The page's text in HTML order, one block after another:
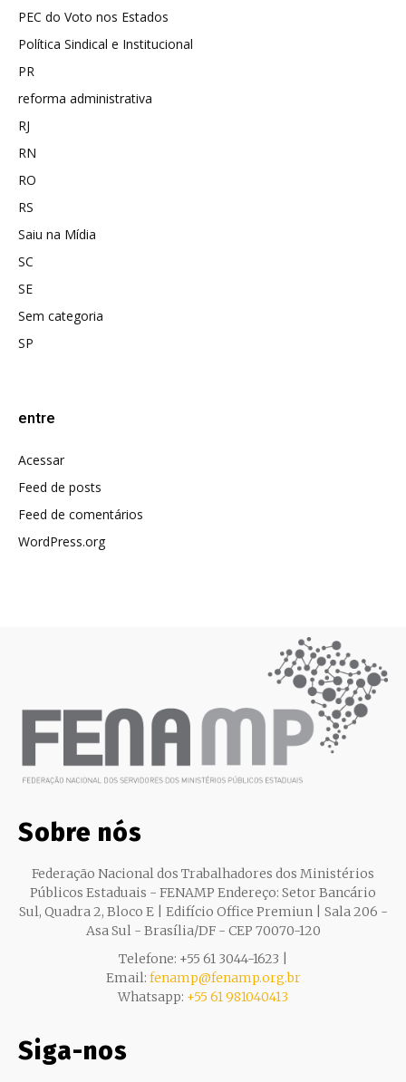
PEC do Voto nos Estados
Política Sindical e Institucional
PR
reforma administrativa
RJ
RN
RO
RS
Saiu na Mídia
SC
SE
Sem categoria
SP
entre
Acessar
Feed de posts
Feed de comentários
WordPress.org
Sobre nós
Federação Nacional dos Trabalhadores dos Ministérios
Públicos Estaduais - FENAMP Endereço: Setor Bancário
Sul, Quadra 2, Bloco E | Edifício Office Premiun | Sala 206 -
Asa Sul - Brasília/DF - CEP 70070-120
Telefone: +55 61 3044-1623 |
Email: fenamp@fenamp.org.br
Whatsapp: +55 61 981040413
Siga-nos